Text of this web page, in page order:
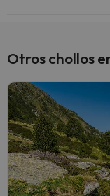
Otros chollos